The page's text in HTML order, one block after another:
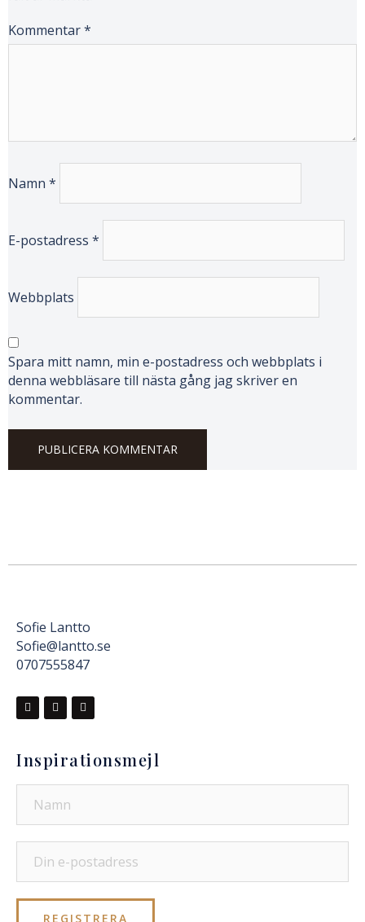
Kommentar*
Namn *
E-postadress *
Webbplats
Spara mitt namn, min e-postadress och webbplats i
denna webbläsare till nästa gång jag skriver en
kommentar.
Sofie Lantto
Sofie@lantto.se
0707555847
Inspirationsmejl